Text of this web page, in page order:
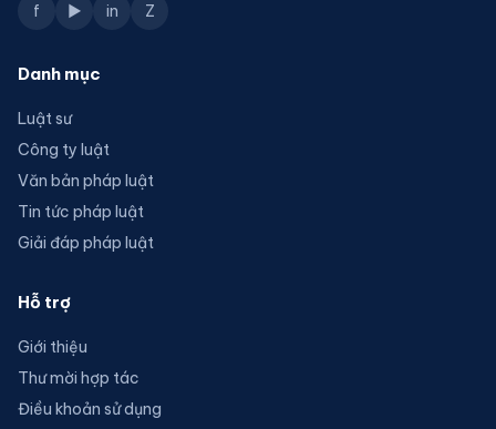
f ▶ in Z
Danh mục
Luật sư
Công ty luật
Văn bản pháp luật
Tin tức pháp luật
Giải đáp pháp luật
Hỗ trợ
Giới thiệu
Thư mời hợp tác
Điều khoản sử dụng